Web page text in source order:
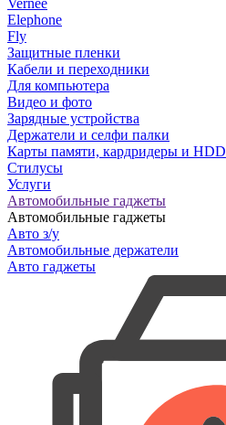
Vernee
Elephone
Fly
Защитные пленки
Кабели и переходники
Для компьютера
Видео и фото
Зарядные устройства
Держатели и селфи палки
Карты памяти, кардридеры и HDD
Стилусы
Услуги
Автомобильные гаджеты
Автомобильные гаджеты
Авто з/у
Автомобильные держатели
Авто гаджеты